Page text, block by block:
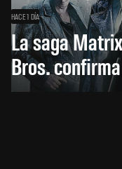
HACE 1 DÍA
La saga
Bros.